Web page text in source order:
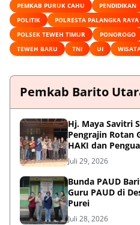
PEMKAB PURUK CAHU
PENDIDIKAN
POLITIK
POLRESTA PALANGKA RAYA
POLSEK TEWEH TIMUR
PONOROGO
TEWEH BARU
TNI UI
Pemkab Barito
Hj. Maya Savitri
Pengrajin Rotan
HAKI dan
Kearifan Lokal
Juli 29, 2026
Bunda PAUD
Guru PAUD di
Purei
Juli 28, 2026